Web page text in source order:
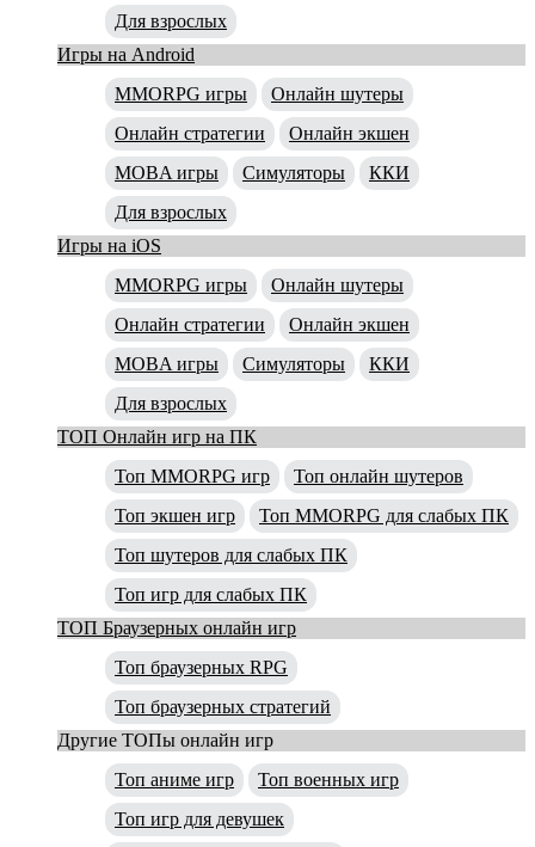
Для взрослых
Игры на Android
MMORPG игры
Онлайн шутеры
Онлайн стратегии
Онлайн экшен
MOBA игры
Симуляторы
ККИ
Для взрослых
Игры на iOS
MMORPG игры
Онлайн шутеры
Онлайн стратегии
Онлайн экшен
MOBA игры
Симуляторы
ККИ
Для взрослых
ТОП Онлайн игр на ПК
Топ MMORPG игр
Топ онлайн шутеров
Топ экшен игр
Топ MMORPG для слабых ПК
Топ шутеров для слабых ПК
Топ игр для слабых ПК
ТОП Браузерных онлайн игр
Топ браузерных RPG
Топ браузерных стратегий
Другие ТОПы онлайн игр
Топ аниме игр
Топ военных игр
Топ игр для девушек